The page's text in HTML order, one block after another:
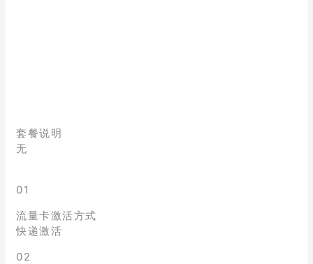
套餐说明
无
01
流量卡激活方式
快递激活
02